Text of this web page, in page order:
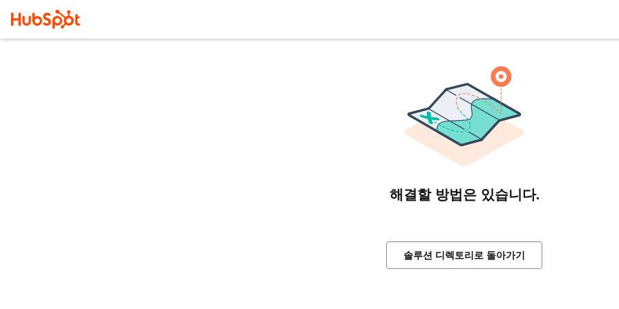
해결할 방법은 있습니다.
솔루션 디렉토리로 돌아가기